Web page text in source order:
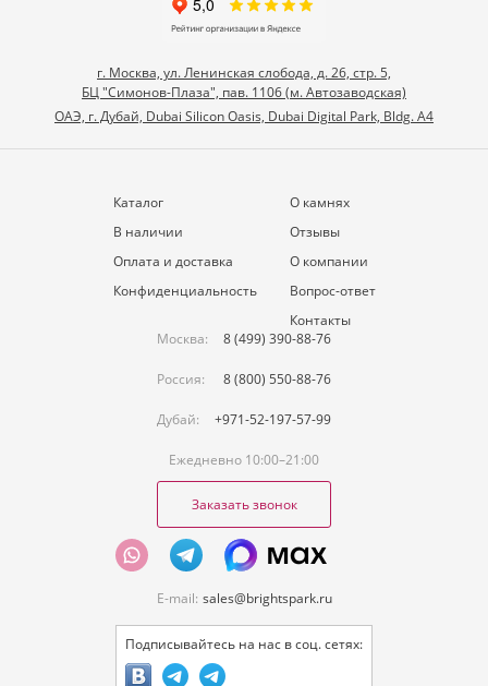
г. Москва, ул. Ленинская слобода, д. 26, стр. 5,
БЦ "Симонов-Плаза", пав. 1106 (м. Автозаводская)
ОАЭ, г. Дубай, Dubai Silicon Oasis, Dubai Digital Park, Bldg. A4
Каталог
В наличии
Оплата и доставка
Конфиденциальность
О камнях
Отзывы
О компании
Вопрос-ответ
Контакты
Москва:
8 (499) 390-88-76
Россия: 8 (800) 550-88-76
Дубай: +971-52-197-57-99
Ежедневно 10:00–21:00
Заказать звонок
E-mail: sales@brightspark.ru
Подписывайтесь на нас в соц. сетях: